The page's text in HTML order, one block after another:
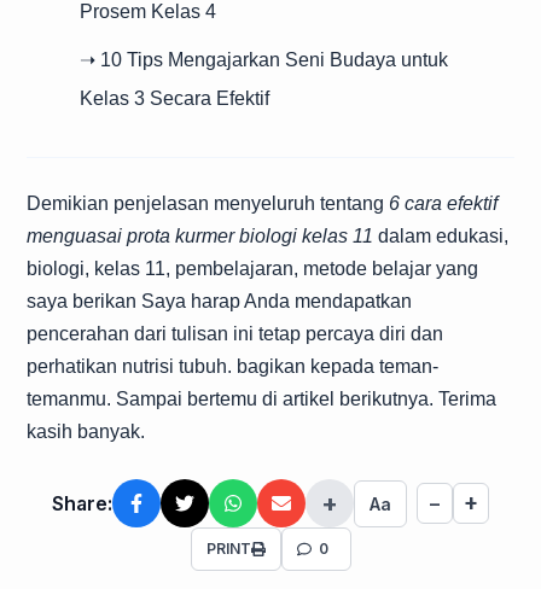
Prosem Kelas 4
➝ 10 Tips Mengajarkan Seni Budaya untuk
Kelas 3 Secara Efektif
Demikian penjelasan menyeluruh tentang 6 cara efektif
menguasai prota kurmer biologi kelas 11 dalam edukasi,
biologi, kelas 11, pembelajaran, metode belajar yang
saya berikan Saya harap Anda mendapatkan
pencerahan dari tulisan ini tetap percaya diri dan
perhatikan nutrisi tubuh. bagikan kepada teman-
temanmu. Sampai bertemu di artikel berikutnya. Terima
kasih banyak.
Share: + Aa − +
PRINT 0